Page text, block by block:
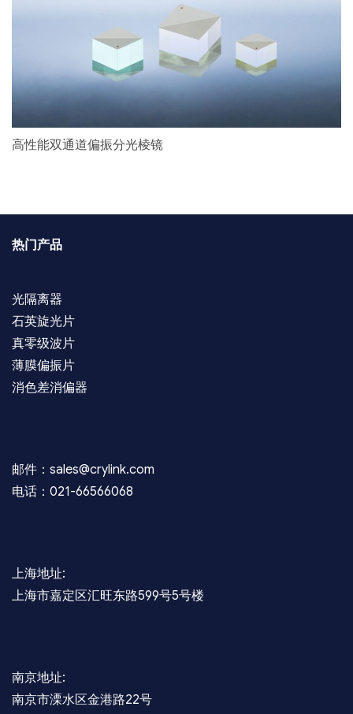
高性能双通道偏振分光棱镜
热门产品
光隔离器
石英旋光片
真零级波片
薄膜偏振片
消色差消偏器
邮件：sales@crylink.com
电话：021-66566068
上海地址:
上海市嘉定区汇旺东路599号5号楼
南京地址:
南京市溧水区金港路22号